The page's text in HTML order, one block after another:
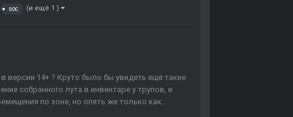
soc (и ещё 1 )
версии 14+ ? Круто было бы увидеть ещё такие
собранного лута в инвентаре у трупов, и
по зоне, но опять же только как...